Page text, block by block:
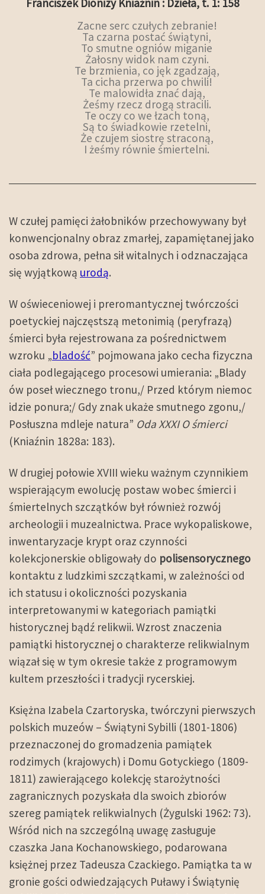
Zacne serc czułych zebranie!
Ta czarna postać świątyni,
To smutne ogniów miganie
Żałosny widok nam czyni.
Te brzmienia, co jęk zgadzają,
Ta cicha przerwa po chwili!
Te malowidła znać dają,
Żeśmy rzecz drogą stracili.
Te oczy co we łzach toną,
Są to świadkowie rzetelni,
Że czujem siostrę straconą,
I żeśmy równie śmiertelni.
W czułej pamięci żałobników przechowywany był
konwencjonalny obraz zmarłej, zapamiętanej jako
osoba zdrowa, pełna sił witalnych i odznaczająca
się wyjątkową urodą.
W oświeceniowej i preromantycznej twórczości
poetyckiej najczęstszą metonimią (peryfrazą)
śmierci była rejestrowana za pośrednictwem
wzroku „bladość” pojmowana jako cecha fizyczna
ciała podlegającego procesowi umierania: „Blady
ów poseł wiecznego tronu,/ Przed którym niemoc
idzie ponura;/ Gdy znak ukaże smutnego zgonu,/
Posłuszna mdleje natura” Oda XXXI O śmierci
(Kniaźnin 1828a: 183).
W drugiej połowie XVIII wieku ważnym czynnikiem
wspierającym ewolucję postaw wobec śmierci i
śmiertelnych szczątków był również rozwój
archeologii i muzealnictwa. Prace wykopaliskowe,
inwentaryzacje krypt oraz czynności
kolekcjonerskie obligowały do polisensorycznego
kontaktu z ludzkimi szczątkami, w zależności od
ich statusu i okoliczności pozyskania
interpretowanymi w kategoriach pamiątki
historycznej bądź relikwii. Wzrost znaczenia
pamiątki historycznej o charakterze relikwialnym
wiązał się w tym okresie także z programowym
kultem przeszłości i tradycji rycerskiej.
Księżna Izabela Czartoryska, twórczyni pierwszych
polskich muzeów – Świątyni Sybilli (1801-1806)
przeznaczonej do gromadzenia pamiątek
rodzimych (krajowych) i Domu Gotyckiego (1809-
1811) zawierającego kolekcję starożytności
zagranicznych pozyskała dla swoich zbiorów
szereg pamiątek relikwialnych (Żygulski 1962: 73).
Wśród nich na szczególną uwagę zasługuje
czaszka Jana Kochanowskiego, podarowana
księżnej przez Tadeusza Czackiego. Pamiątka ta w
gronie gości odwiedzających Puławy i Świątynię